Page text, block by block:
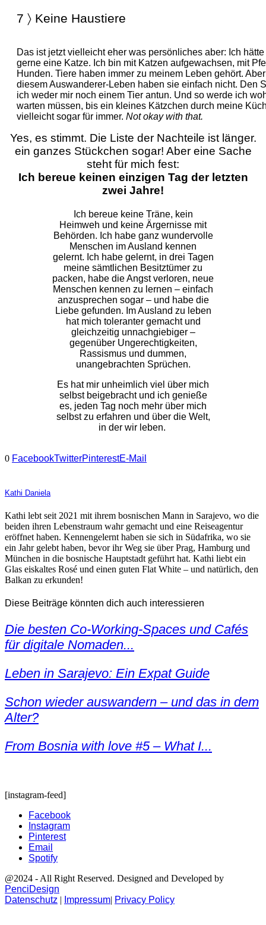
7 〉 Keine Haustiere
Das ist jetzt vielleicht eher was persönliches aber: Ich
gerne eine Katze. Ich bin mit Katzen aufgewachsen, mit
Hunden. Tiere haben immer zu meinem Leben gehört.
diesem Auswanderer-Leben haben sie einfach nicht. Den
ich weder mir noch einem Tier antun. Und so werde ich
warten müssen, bis ein kleines Kätzchen durch meine
vielleicht sogar für immer. Not okay with that.
Yes, es stimmt. Die Liste der Nachteile ist länger.
ein ganzes Stückchen sogar! Aber eine Sache
steht für mich fest:
Ich bereue keinen einzigen Tag der letzten
zwei Jahre!
Ich bereue keine Träne, kein
Heimweh und keine Ärgernisse mit
Behörden. Ich habe ganz wundervolle
Menschen im Ausland kennen
gelernt. Ich habe gelernt, in drei Tagen
meine sämtlichen Besitztümer zu
packen, habe die Angst verloren, neue
Menschen kennen zu lernen – einfach
anzusprechen sogar – und habe die
Liebe gefunden. Im Ausland zu leben
hat mich toleranter gemacht und
gleichzeitig unnachgiebiger –
gegenüber Ungerechtigkeiten,
Rassismus und dummen,
unangebrachten Sprüchen.
Es hat mir unheimlich viel über mich
selbst beigebracht und ich genieße
es, jeden Tag noch mehr über mich
selbst zu erfahren und über die Welt,
in der wir leben.
0 FacebookTwitterPinterestE-Mail
Kathi Daniela
Kathi lebt seit 2021 mit ihrem bosnischen Mann in Sarajevo, wo die
beiden ihren Lebenstraum wahr gemacht und eine Reiseagentur
eröffnet haben. Kennengelernt haben sie sich in Südafrika, wo sie
ein Jahr gelebt haben, bevor ihr Weg sie über Prag, Hamburg und
München in die bosnische Hauptstadt geführt hat. Kathi liebt ein
Glas eiskaltes Rosé und einen guten Flat White – und natürlich, den
Balkan zu erkunden!
Diese Beiträge könnten dich auch interessieren
Die besten Co-Working-Spaces und Cafés
für digitale Nomaden...
Leben in Sarajevo: Ein Expat Guide
Schon wieder auswandern – und das in dem
Alter?
From Bosnia with love #5 – What I...
[instagram-feed]
Facebook
Instagram
Pinterest
Email
Spotify
@2024 - All Right Reserved. Designed and Developed by
PenciDesign
Datenschutz | Impressum| Privacy Policy